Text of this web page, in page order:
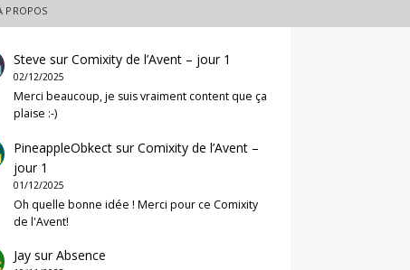
PROPOS
Steve surComixity de l’Avent – jour 1
02/12/2025
Merci beaucoup, je suis vraiment content que ça
plaise :-)
PineappleObkect surComixity de l’Avent –
jour 1
01/12/2025
Oh quelle bonne idée ! Merci pour ce Comixity
de l'Avent!
Jay surAbsence